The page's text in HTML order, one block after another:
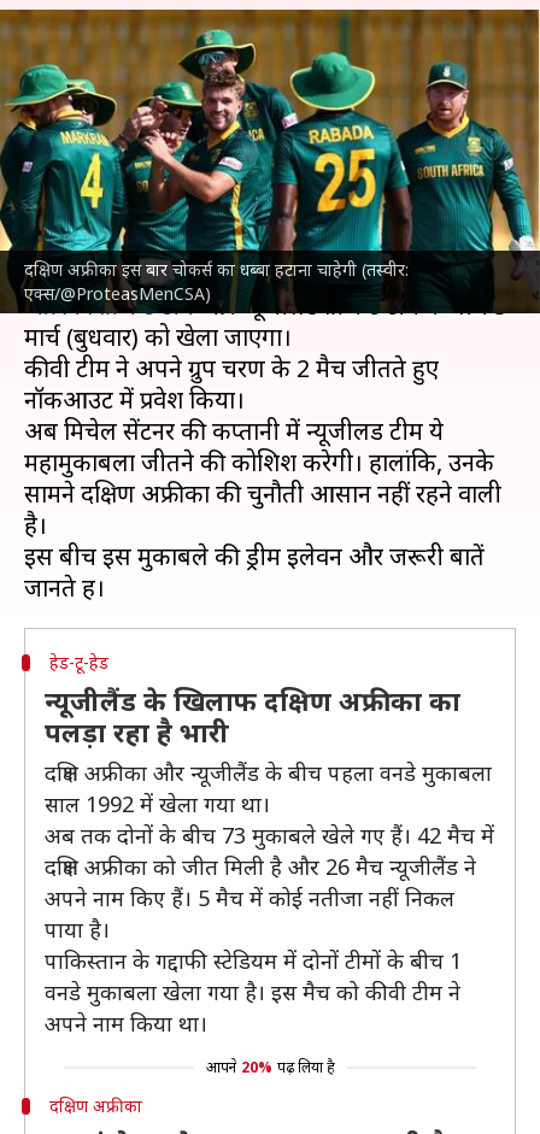
दक्षिण अफ्रीका इस बार चोकर्स का धब्बा हटाना चाहेगी (तस्वीर:
एक्स/@ProteasMenCSA)
दूसरा सेमीफाइनल: दक्षिण अफ्रीका
और न्यूजीलैंड का एक-दूसरे के खिलाफ
कैसा रहा है प्रदर्शन? जानिए आंकड़े
लेखन आदर्श कुमार Mar 04, 2025 12:13 pm
क्या है खबर?
चैंपियंस ट्रॉफी 2025का दूसरा सेमीफाइनल मैचदक्षिण
अफ्रीका क्रिकेट टीमऔर न्यूजीलैंड क्रिकेट टीम के बीच 5
मार्च (बुधवार) को खेला जाएगा।
कीवी टीम ने अपने ग्रुप चरण के 2 मैच जीतते हुए
नॉकआउट में प्रवेश किया।
अब मिचेल सेंटनर की कप्तानी में न्यूजीलैंड टीम ये
महामुकाबला जीतने की कोशिश करेगी। हालांकि, उनके
सामने दक्षिण अफ्रीका की चुनौती आसान नहीं रहने वाली
है।
इस बीच इस मुकाबले की ड्रीम इलेवन और जरूरी बातें
हेड-टू-हेड
न्यूजीलैंड के खिलाफ दक्षिण अफ्रीका का
पलड़ा रहा है भारी
दक्षिण अफ्रीका और न्यूजीलैंड के बीच पहला वनडे मुकाबला
साल 1992 में खेला गया था।
अब तक दोनों के बीच 73 मुकाबले खेले गए हैं। 42 मैच में
दक्षिण अफ्रीका को जीत मिली है और 26 मैच न्यूजीलैंड ने
अपने नाम किए हैं। 5 मैच में कोई नतीजा नहीं निकल
पाया है।
पाकिस्तान के गद्दाफी स्टेडियम में दोनों टीमों के बीच 1
वनडे मुकाबला खेला गया है। इस मैच को कीवी टीम ने
अपने नाम किया था।
आपने 20% पढ़ लिया है
दक्षिण अफ्रीका